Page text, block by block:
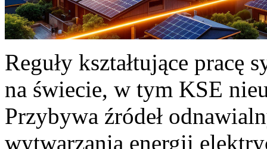
Reguły kształtujące pracę
na świecie, w tym KSE
Przybywa źródeł
wytwarzania energii